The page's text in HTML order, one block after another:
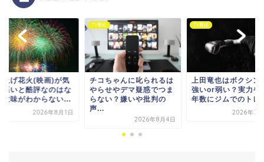
上げ花火(映画)が気
悪いと酷評なのはな
意味がわからない...
2026年8月1日
TV番組
チコちゃんに叱られるは
やらせやデマ疑惑でつま
らない？嫌いや批判の
声...
2026年8月4日
TV番組
上田竜也はボクシン
強いor弱い？実力や
年数にジムでのトレ
2026年7